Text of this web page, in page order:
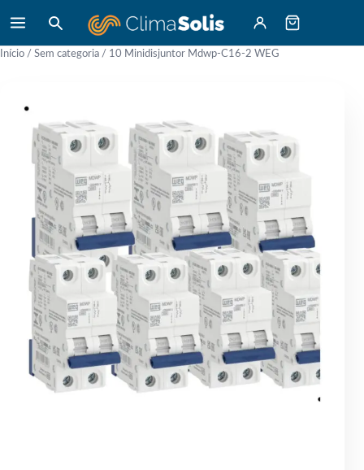
Início / Sem categoria / 10 Minidisjuntor Mdwp-C16-2 WEG